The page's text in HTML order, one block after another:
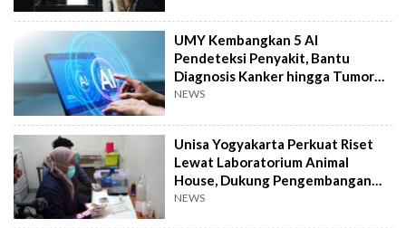
UMY Kembangkan 5 AI
Pendeteksi Penyakit, Bantu
Diagnosis Kanker hingga Tumor
Otak Lebih Cepat
NEWS
Unisa Yogyakarta Perkuat Riset
Lewat Laboratorium Animal
House, Dukung Pengembangan
Kandidat Obat
NEWS